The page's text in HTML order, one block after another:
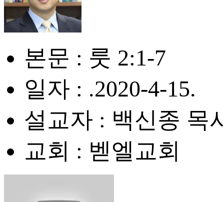
본문 : 룻 2:1-7
일자 : .2020-4-15.
설교자 : 백신종 목
교회 : 벧엘교회